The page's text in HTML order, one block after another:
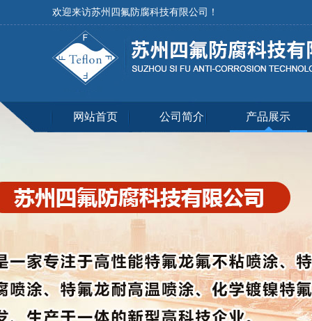
欢迎来访苏州四氟防腐科技有限公司！
网站首页 公司简介 产品展示